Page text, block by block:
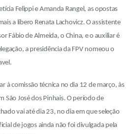
Felippi e Amanda Rangel, as opostas
a líbero Renata Lachovicz. O assistente
Fábio de Almeida, o China, e o auxiliar é
a presidência da FPV nomeou o
à comissão técnica no dia 12 de março, às
São José dos Pinhais. O período de
vai até dia 23, no dia em que seleção
de jogos ainda não foi divulgada pela